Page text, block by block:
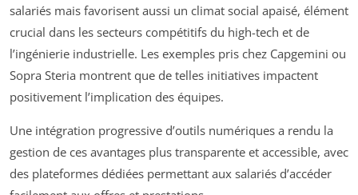
salariés mais favorisent aussi un climat social apaisé, élément
crucial dans les secteurs compétitifs du high-tech et de
l’ingénierie industrielle. Les exemples pris chez Capgemini ou
Sopra Steria montrent que de telles initiatives impactent
positivement l’implication des équipes.
Une intégration progressive d’outils numériques a rendu la
gestion de ces avantages plus transparente et accessible, avec
des plateformes dédiées permettant aux salariés d’accéder